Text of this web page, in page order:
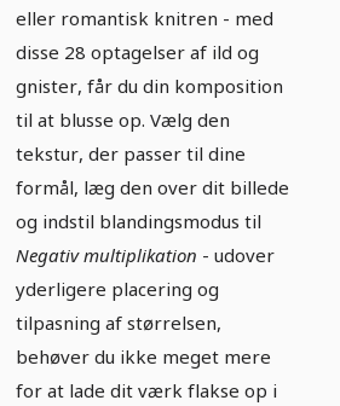
eller romantisk knitren - med
disse 28 optagelser af ild og
gnister, får du din komposition
til at blusse op. Vælg den
tekstur, der passer til dine
formål, læg den over dit billede
og indstil blandingsmodus til
Negativ multiplikation - udover
yderligere placering og
tilpasning af størrelsen,
behøver du ikke meget mere
for at lade dit værk flakse op i